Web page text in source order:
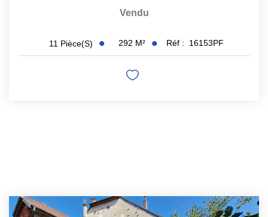
Vendu
11 Pièce(s) 292 M² Réf : 16153PF